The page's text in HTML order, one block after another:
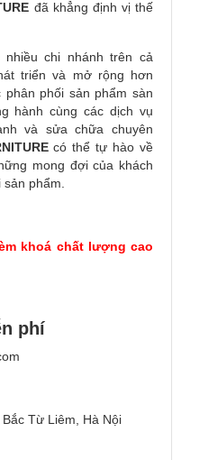
đã khẳng định vị thế
chi nhánh trên cả
triển và mở rộng hơn
phối sản phẩm sàn
hành cùng các dịch vụ
và sửa chữa chuyên
có thể tự hào về
mong đợi của khách
phẩm.
khoá chất lượng cao
phí
Từ Liêm, Hà Nội